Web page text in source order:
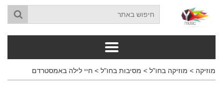
מוזיקה > מוזיקה בחו"ל > מסיבות בחו"ל > חיי לילה באמסטרדם